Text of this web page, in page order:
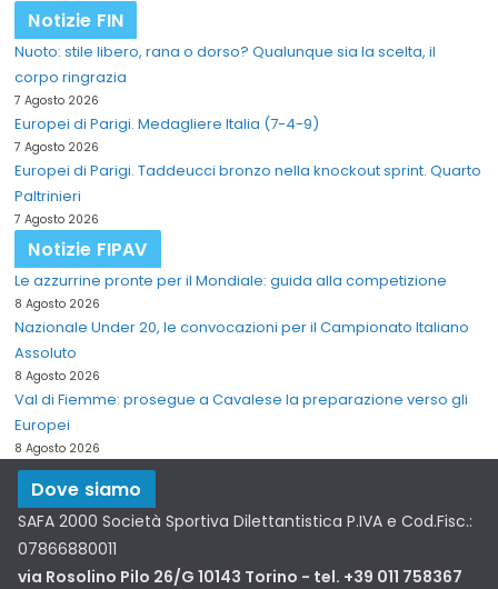
Notizie FIN
Nuoto: stile libero, rana o dorso? Qualunque sia la scelta, il
corpo ringrazia
7 Agosto 2026
Europei di Parigi. Medagliere Italia (7-4-9)
7 Agosto 2026
Europei di Parigi. Taddeucci bronzo nella knockout sprint. Quarto
Paltrinieri
7 Agosto 2026
Notizie FIPAV
Le azzurrine pronte per il Mondiale: guida alla competizione
8 Agosto 2026
Nazionale Under 20, le convocazioni per il Campionato Italiano
Assoluto
8 Agosto 2026
Val di Fiemme: prosegue a Cavalese la preparazione verso gli
Europei
8 Agosto 2026
Dove siamo
SAFA 2000 Società Sportiva Dilettantistica P.IVA e Cod.Fisc.:
07866880011
via Rosolino Pilo 26/G 10143 Torino - tel. +39 011 758367